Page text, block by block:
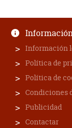
Información
Política de
Política de
Condiciones
Publicidad
Contactar